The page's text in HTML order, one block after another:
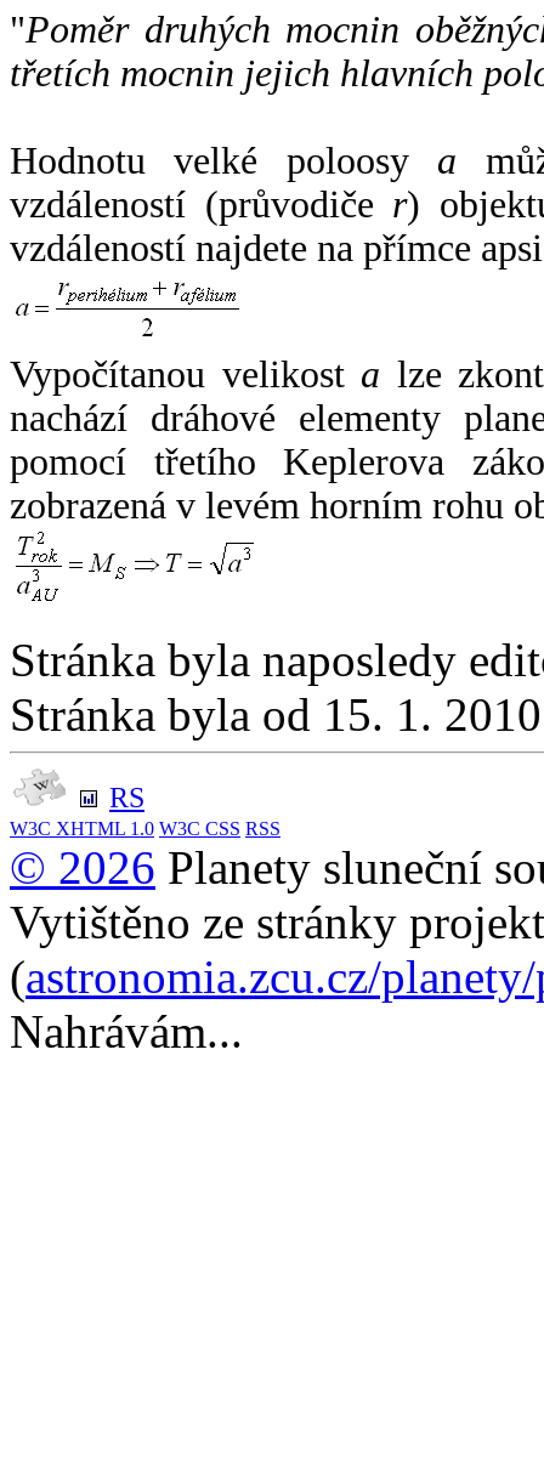
"Poměr druhých mocnin
třetích mocnin jejich hlavních
Hodnotu velké poloosy a
vzdáleností (průvodiče r)
vzdáleností najdete na přímce
Vypočítanou velikost a lze
nachází dráhové elementy
pomocí třetího Keplerova
zobrazená v levém horním rohu
Stránka byla naposledy
Stránka byla od 15. 1.
RS
W3C XHTML 1.0 W3C CSS RSS
© 2026 Planety sluneční
Vytištěno ze stránky
(astronomia.zcu.cz/
Nahrávám...